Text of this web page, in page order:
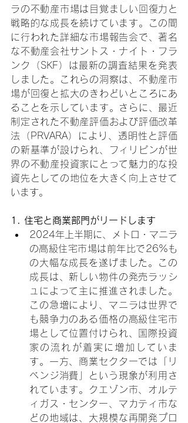
ラの不動産市場は目覚ましい回復力と
戦略的な成長を続けています。この間
に行われた詳細な市場報告会で、著名
な不動産会社サントス・ナイト・フラ
ンク（SKF）は最新の調査結果を発表
しました。これらの洞察は、不動産市
場が回復と拡大のきわどいところにあ
ることを示しています。さらに、最近
制定された不動産評価および評価改革
法（PRVARA）により、透明性と評価
の新基準が設けられ、フィリピンが世
界の不動産投資家にとって魅力的な投
資先としての地位を大きく向上させて
います。
1. 住宅と商業部門がリードします
2024年上半期に、メトロ・マニラ
の高級住宅市場は前年比で26%も
の大幅な成長を遂げました。この
成長は、新しい物件の発売ラッシ
ュによって主に推進されました。
この急増により、マニラは世界で
も競争力のある価格の高級住宅市
場として位置付けられ、国際投資
家の流れが着実に増加していま
す。一方、商業セクターでは「リ
ベンジ消費」という現象が利用さ
れています。クエゾン市、オルテ
ィガス・センター、マカティ市な
どの地域は、大規模な再開発プロ